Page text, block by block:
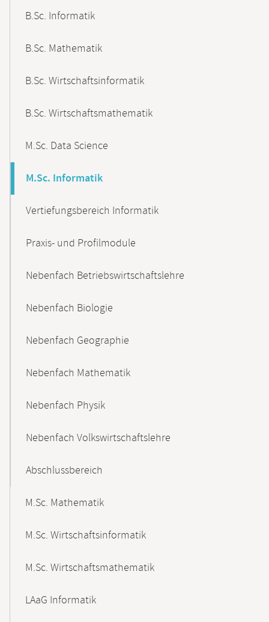
B.Sc. Informatik
B.Sc. Mathematik
B.Sc. Wirtschaftsinformatik
B.Sc. Wirtschaftsmathematik
M.Sc. Data Science
M.Sc. Informatik
Vertiefungsbereich Informatik
Praxis- und Profilmodule
Nebenfach Betriebswirtschaftslehre
Nebenfach Biologie
Nebenfach Geographie
Nebenfach Mathematik
Nebenfach Physik
Nebenfach Volkswirtschaftslehre
Abschlussbereich
M.Sc. Mathematik
M.Sc. Wirtschaftsinformatik
M.Sc. Wirtschaftsmathematik
LAaG Informatik